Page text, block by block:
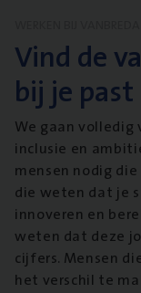
Vind de
bij je past
We gaan
inclusie en
mensen nodig
die weten dat je
innoveren en
weten dat deze
cijfers. Mensen
het verschil te